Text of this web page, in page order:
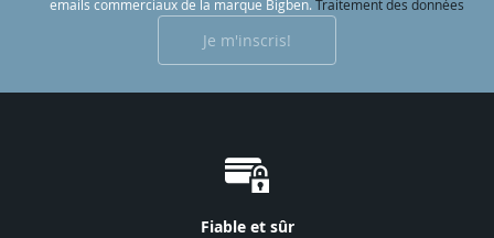
emails commerciaux de la marque Bigben. Traitement des données
Je m'inscris!
Fiable et sûr